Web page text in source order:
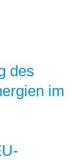
des
im